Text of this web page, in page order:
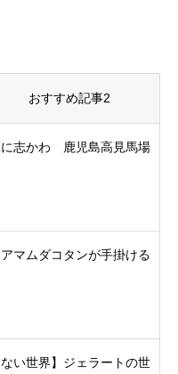
おすすめ記事2
に志かわ 鹿児島高見馬場
マムダコタンが手掛ける
ない世界】ジェラートの世